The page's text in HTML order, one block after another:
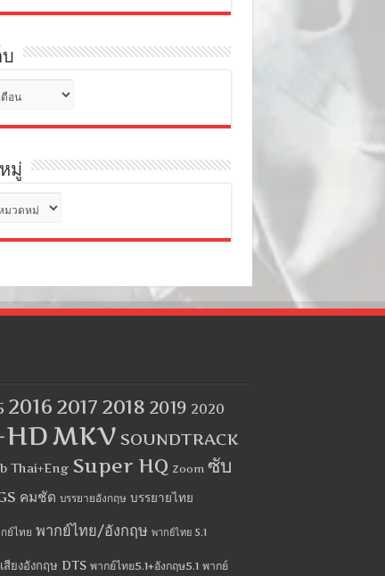
บ
มู่
2016 2017 2018 2019 2020
MKV SOUNDTRACK
Thai+Eng Super HQ Zoom ซับ
คมชัด บรรยายอังกฤษ บรรยายไทย
ย์ไทย พากย์ไทย/อังกฤษ พากย์ไทย 5.1
สียงอังกฤษ DTS พากย์ไทย5.1+อังกฤษ5.1 พากย์